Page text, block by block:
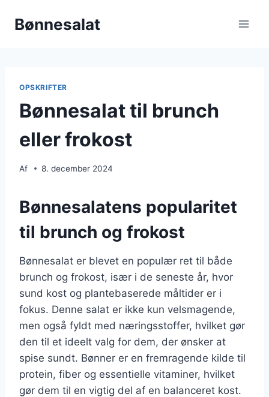
Bønnesalat
OPSKRIFTER
Bønnesalat til brunch
eller frokost
Af 8. december 2024
Bønnesalatens popularitet
til brunch og frokost
Bønnesalat er blevet en populær ret til både
brunch og frokost, især i de seneste år, hvor
sund kost og plantebaserede måltider er i
fokus. Denne salat er ikke kun velsmagende,
men også fyldt med næringsstoffer, hvilket gør
den til et ideelt valg for dem, der ønsker at
spise sundt. Bønner er en fremragende kilde til
protein, fiber og essentielle vitaminer, hvilket
gør dem til en vigtig del af en balanceret kost.